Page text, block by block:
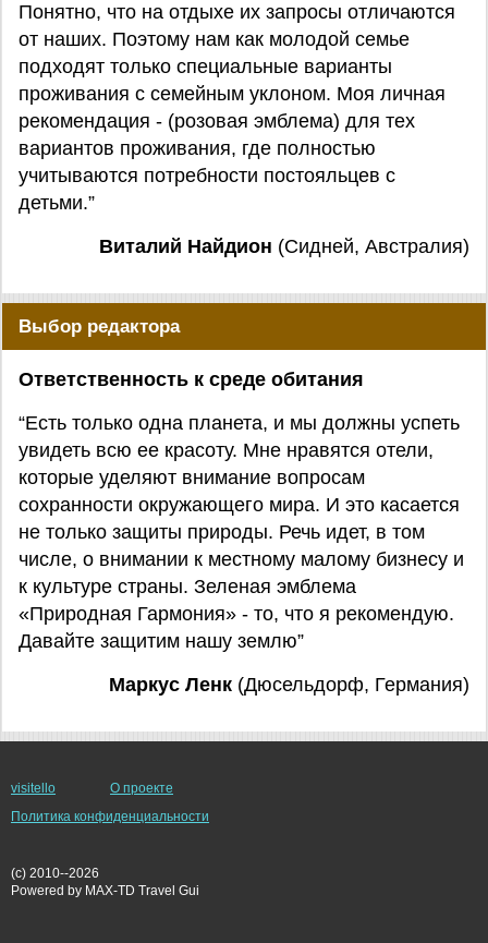
Понятно, что на отдыхе их запросы отличаются
от наших. Поэтому нам как молодой семье
подходят только специальные варианты
проживания с семейным уклоном. Моя личная
рекомендация - (розовая эмблема) для тех
вариантов проживания, где полностью
учитываются потребности постояльцев с
детьми.”
Виталий Найдион (Сидней, Австралия)
Выбор редактора
Ответственность к среде обитания
“Есть только одна планета, и мы должны успеть
увидеть всю ее красоту. Мне нравятся отели,
которые уделяют внимание вопросам
сохранности окружающего мира. И это касается
не только защиты природы. Речь идет, в том
числе, о внимании к местному малому бизнесу и
к культуре страны. Зеленая эмблема
«Природная Гармония» - то, что я рекомендую.
Давайте защитим нашу землю”
Маркус Ленк (Дюсельдорф, Германия)
visitello
О проекте
Политика конфиденциальности
(c) 2010--2026
Powered by MAX-TD Travel Gui